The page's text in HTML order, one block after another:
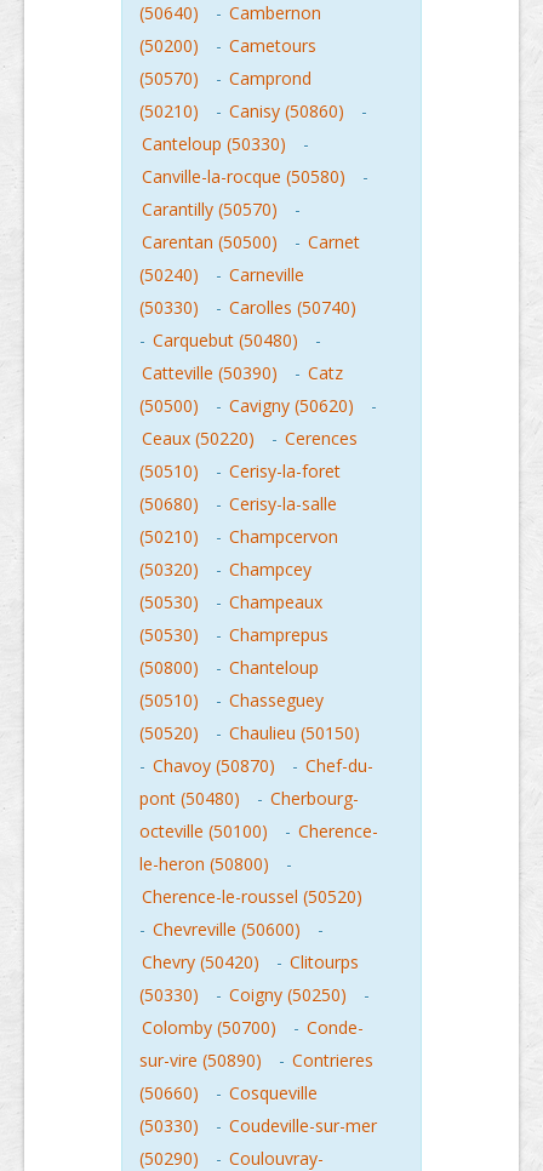
(50640)
- Cambernon
(50200)
- Cametours
(50570)
- Camprond
(50210)
- Canisy (50860)
-
Canteloup (50330)
-
Canville-la-rocque (50580)
-
Carantilly (50570)
-
Carentan (50500)
- Carnet
(50240)
- Carneville
(50330)
- Carolles (50740)
- Carquebut (50480)
-
Catteville (50390)
- Catz
(50500)
- Cavigny (50620)
-
Ceaux (50220)
- Cerences
(50510)
- Cerisy-la-foret
(50680)
- Cerisy-la-salle
(50210)
- Champcervon
(50320)
- Champcey
(50530)
- Champeaux
(50530)
- Champrepus
(50800)
- Chanteloup
(50510)
- Chasseguey
(50520)
- Chaulieu (50150)
- Chavoy (50870) - Chef-du-
pont (50480)
- Cherbourg-
octeville (50100)
- Cherence-
le-heron (50800)
-
Cherence-le-roussel (50520)
- Chevreville (50600)
-
Chevry (50420)
- Clitourps
(50330)
- Coigny (50250)
-
Colomby (50700)
- Conde-
sur-vire (50890)
- Contrieres
(50660)
- Cosqueville
(50330)
- Coudeville-sur-mer
(50290)
- Coulouvray-